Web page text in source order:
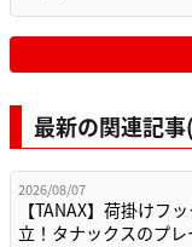
最新の関連記
2026/08/07
【TANAX】荷掛けフ
立！タナックスのプ